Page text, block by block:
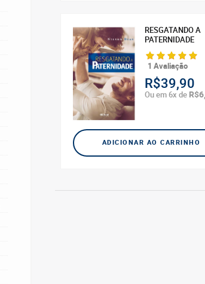
RESGATANDO A
PATERNIDADE
1 Avaliação
R$39,90
Ou em 6x de
ADICIONAR AO CARRINHO